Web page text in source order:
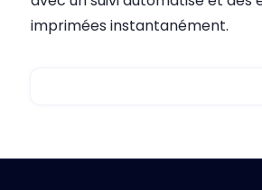
imprimées instantanément.